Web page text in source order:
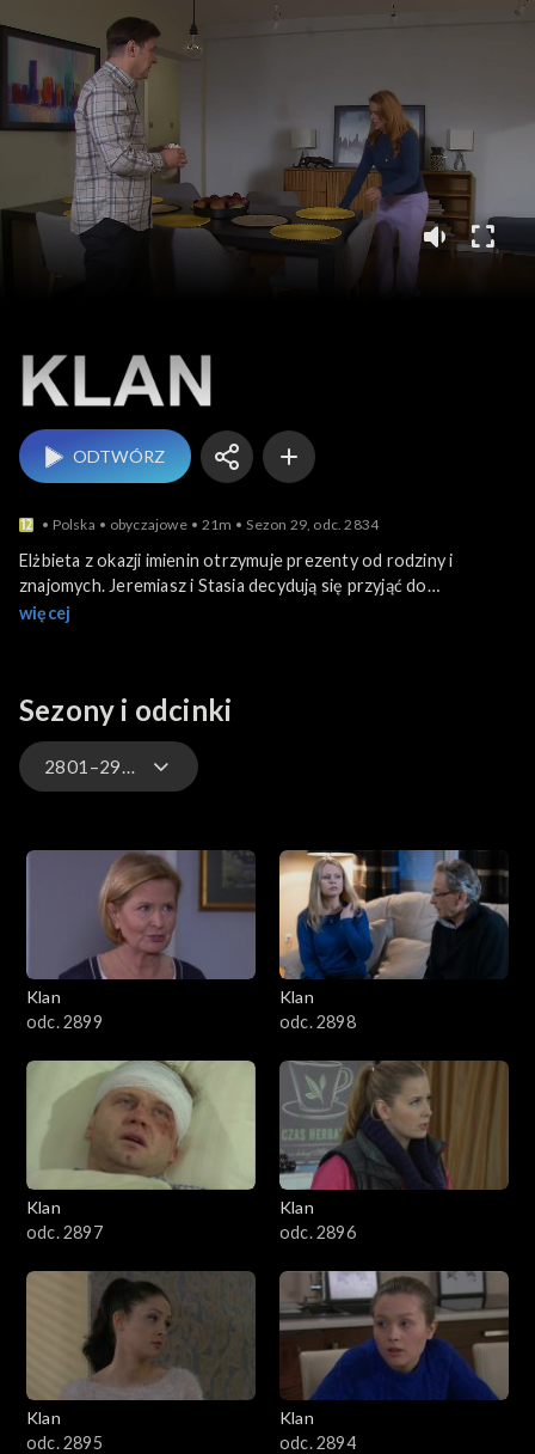
ODTWÓRZ
Polska obyczajowe 21m Sezon 29, odc. 2834
Elżbieta z okazji imienin otrzymuje prezenty od rodziny i
znajomych. Jeremiasz i Stasia decydują się przyjąć do
mieszkania, które Stasia odziedziczyła w spadku, repatriantów z
więcej
Sezony i odcinki
2801–2900
4601–4700
4501–4600
4401–4500
4301–4400
4201–4300
4101–4200
3901–4000
3801–3900
3701–3800
Klan
odc. 2899
Klan
odc. 2898
Klan
odc. 2897
Klan
odc. 2896
Klan
odc. 2895
Klan
odc. 2894